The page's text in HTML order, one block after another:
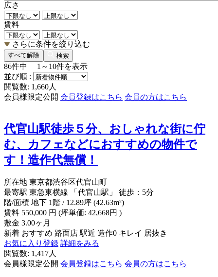
広さ
賃料
さらに条件を絞り込む
すべて解除 検索
86件中 1～10件を表示
並び順 :
閲覧数: 1,660人
会員様限定公開 会員登録はこちら 会員の方はこちら
代官山駅徒歩５分、おしゃれな街に佇
む、カフェなどにおすすめの物件で
す！造作代無償！
所在地 東京都渋谷区代官山町
最寄駅 東急東横線 「代官山駅」 徒歩：5分
階/面積 地下 1階 / 12.89坪 (42.63m²)
賃料 550,000 円 (坪単価: 42,668円 )
敷金 3.00ヶ月
新着 おすすめ 路面店 駅近 造作0 キレイ 居抜き
お気に入り登録 詳細をみる
閲覧数: 1,417人
会員様限定公開 会員登録はこちら 会員の方はこちら